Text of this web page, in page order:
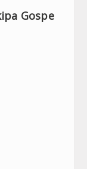
Gospe